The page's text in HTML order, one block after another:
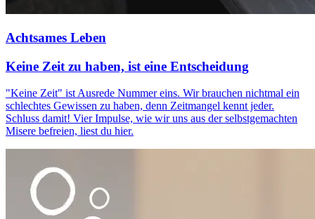
Achtsames Leben
Keine Zeit zu haben, ist eine Entscheidung
"Keine Zeit" ist Ausrede Nummer eins. Wir brauchen nichtmal ein
schlechtes Gewissen zu haben, denn Zeitmangel kennt jeder.
Schluss damit! Vier Impulse, wie wir uns aus der selbstgemachten
Misere befreien, liest du hier.